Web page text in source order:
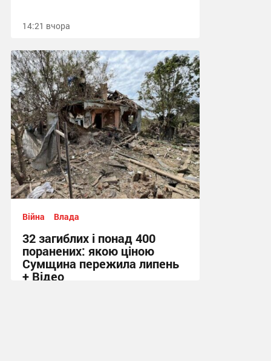
14:21 вчора
Війна Влада
32 загиблих і понад 400
поранених: якою ціною
Сумщина пережила липень
+ Відео